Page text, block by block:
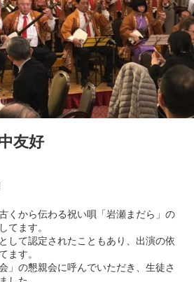
友好
くから伝わる祝い唄「岩瀬まだら」の
てます。
して認定されたこともあり、出演の依
ます。
」の懇親会に呼んでいただき、生徒さ